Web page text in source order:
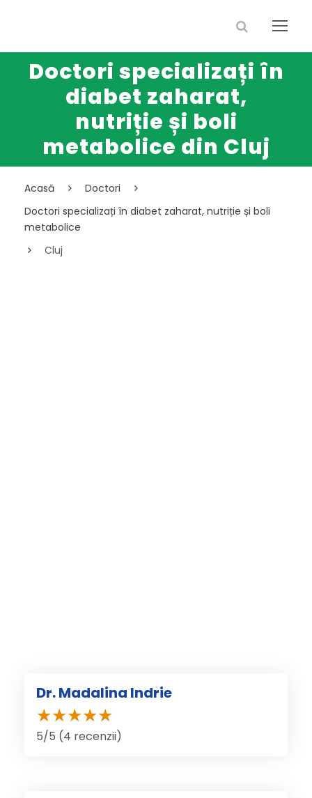
Doctori specializați în
diabet zaharat,
nutriție și boli
metabolice din Cluj
Acasă
Doctori
Doctori specializați în diabet zaharat, nutriție și boli
metabolice
Cluj
Dr. Madalina Indrie
5/5 (4 recenzii)